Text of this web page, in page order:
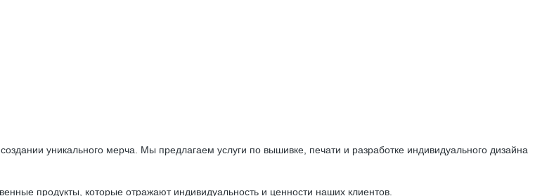
уникального мерча. Мы предлагаем услуги по вышивке, печати и разработке индивидуального дизайна
продукты, которые отражают индивидуальность и ценности наших клиентов.